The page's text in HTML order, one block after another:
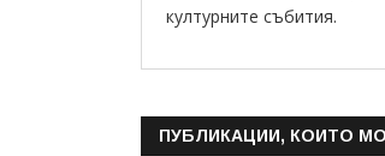
културните събития.
ПУБЛИКАЦИИ, КОИТО